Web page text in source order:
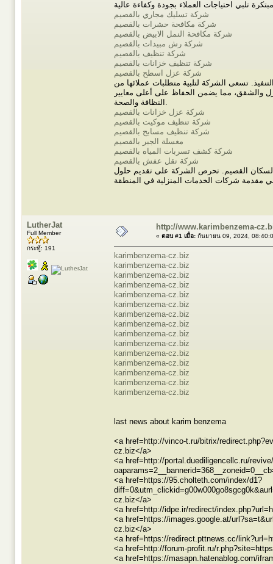
شركة تسليك مجاري بالقصيم
شركة مكافحة حشرات بالقصيم
شركة مكافحة النمل الابيض بالقصيم
شركة رش مبيدات بالقصيم
شركة تنظيف بالقصيم
شركة تنظيف خزانات بالقصيم
شركة عزل اسطح بالقصيم
تسعى الشركة لتلبية متطلبات عملائها من
والشقق، مما يضمن الحفاظ على أعلى معايير
شركة عزل خزانات بالقصيم
شركة تنظيف موكيت بالقصيم
شركة تنظيف مسابح بالقصيم
مغسلة الجبر بالقصيم
شركة كشف تسربات المياه بالقصيم
شركة نقل عفش بالقصيم
لسكان القصيم. تحرص الشركة على تقديم حلول
LutherJat
Full Member
กระทู้: 191
http://www.karimbenzema-
« ตอบ #1 เมื่อ: กันยายน 09, 2024,
karimbenzema-cz.biz
karimbenzema-cz.biz
karimbenzema-cz.biz
karimbenzema-cz.biz
karimbenzema-cz.biz
karimbenzema-cz.biz
karimbenzema-cz.biz
karimbenzema-cz.biz
karimbenzema-cz.biz
karimbenzema-cz.biz
karimbenzema-cz.biz
karimbenzema-cz.biz
karimbenzema-cz.biz
karimbenzema-cz.biz
karimbenzema-cz.biz
last news about karim benzema
<a href=http://vinco-t.ru/bitrix/
cz.biz</a>
<a href=http://portal.duediligencellc.ru/
<a href=https://95.cholteth.com/index/d1?
cz.biz</a>
<a href=http://idpe.ir/redirect/
<a href=https://images.google.at/
cz.biz</a>
<a href=https://redirect.pttnews.cc/
<a href=http://forum-profit.ru/
<a href=https://masapn.hatenablog.com/